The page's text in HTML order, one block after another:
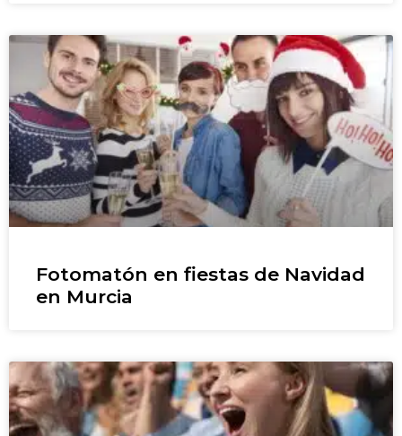
Fotomatón en fiestas de Navidad
en Murcia